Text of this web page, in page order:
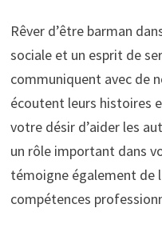
Rêver d’être barman
sociale et un esprit de
communiquent avec de
écoutent leurs histoires
votre désir d’aider les
un rôle important dans
témoigne également de
compétences